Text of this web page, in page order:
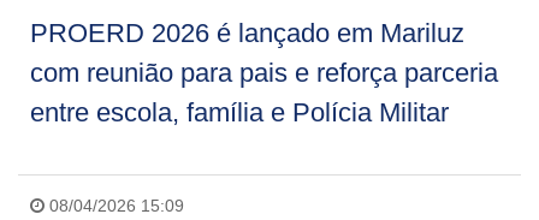
PROERD 2026 é lançado em Mariluz
com reunião para pais e reforça parceria
entre escola, família e Polícia Militar
08/04/2026 15:09